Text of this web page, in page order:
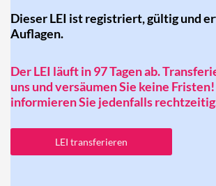
Dieser LEI ist registriert, gültig und
Auflagen.
Der LEI läuft in 97 Tagen ab.
uns und versäumen Sie keine
informieren Sie jedenfalls
LEI transferieren